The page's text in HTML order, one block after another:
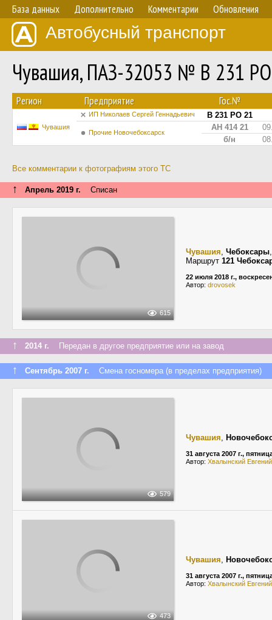
База данных Дополнительно Комментарии Обновления
Автобусный транспорт
Чувашия, ПАЗ-32053 № В 231
Регион Предприятие Гос.№
Чувашия
ИП Николаев Сергей Геннадьевич В 231 РО 21
Прочие Новочебоксарск
АН 414 21
б/н
Все комментарии к фотографиям этого ТС
↑ Апрель 2019 г. Списан
615
Чувашия, Чебоксары
Маршрут 121
22 июля 2018 г.,
Автор: drovosek
↑ 2014 г. Передан в другое предприятие или на завод
↑ Сентябрь 2007 г. Смена госномера (в пределах предприятия)
579
Чувашия,
31 августа 2007 г.,
Автор: Хвалынский Евгений
473
Чувашия,
31 августа 2007 г.,
Автор: Хвалынский Евгений